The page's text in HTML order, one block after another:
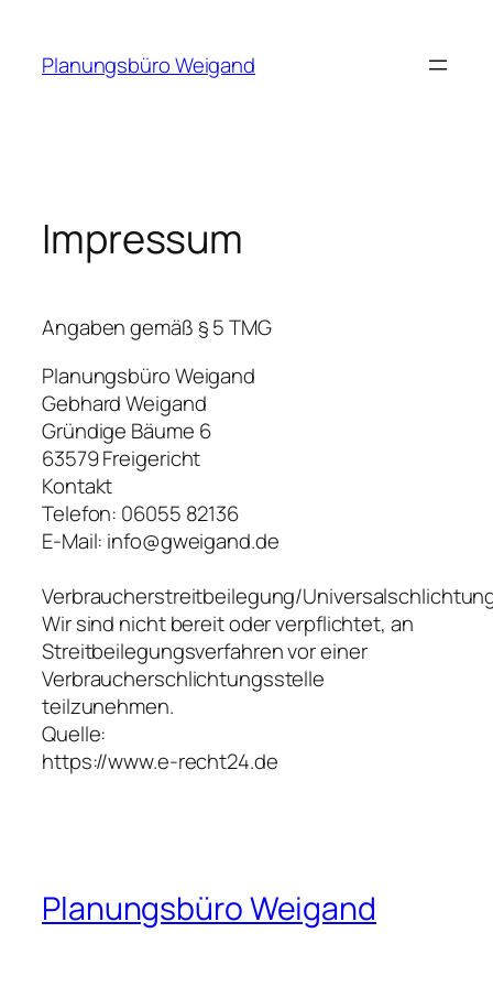
springen
Planungsbüro Weigand
Impressum
Angaben gemäß § 5 TMG
Planungsbüro Weigand
Gebhard Weigand
Gründige Bäume 6
63579 Freigericht
Kontakt
Telefon: 06055 82136
E-Mail: info@gweigand.de
Verbraucherstreitbeilegung/
Wir sind nicht bereit oder verpflichtet, an
Streitbeilegungsverfahren vor einer
Verbraucherschlichtungsstelle
teilzunehmen.
Quelle:
https://www.e-recht24.de
Planungsbüro Weigand